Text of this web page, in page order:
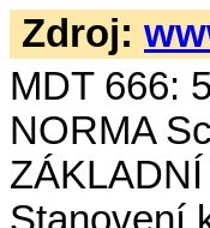
Zdroj:
MDT 666:
NORMA